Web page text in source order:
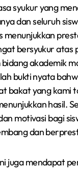
syukur yang
dan seluruh
menunjukkan
bersyukur atas
akademik
bukti nyata
bakat yang kami
hasil.
motivasi bagi
dan
juga mendapat